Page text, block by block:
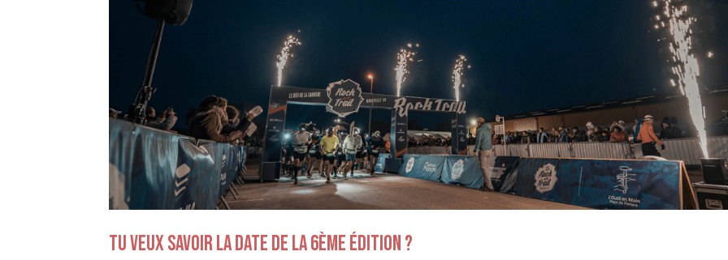
Tu veux savoir la date de la 6ème édition ?